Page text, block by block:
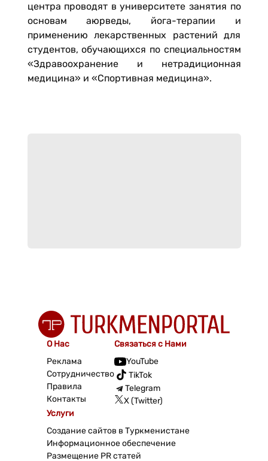
центра проводят в университете занятия по
основам аюрведы, йога-терапии и
применению лекарственных растений для
студентов, обучающихся по специальностям
«Здравоохранение и нетрадиционная
медицина» и «Спортивная медицина».
О Нас
Реклама
Сотрудничество
Правила
Контакты
Связаться с Нами
YouTube
TikTok
Telegram
X (Twitter)
Услуги
Создание сайтов в Туркменистане
Информационное обеспечение
Размещение PR статей